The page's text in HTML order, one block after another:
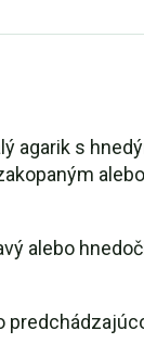
agarik s
alebo